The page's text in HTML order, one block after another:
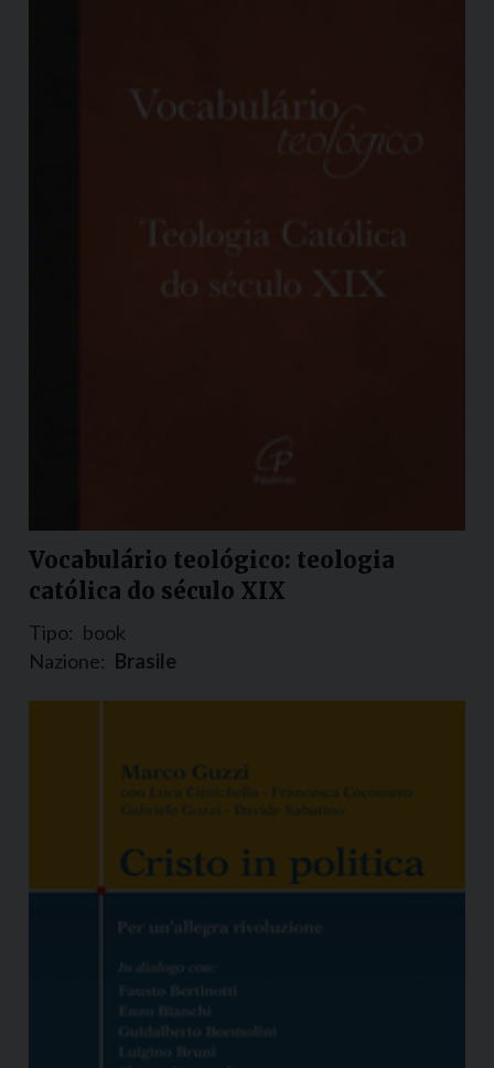
Vocabulário teológico: teologia
católica do século XIX
Tipo: book
Nazione: Brasile